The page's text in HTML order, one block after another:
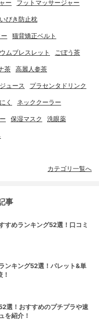
ー フットマッサージャー
いびき防止枕
猫背矯正ベルト
ムブレスレット ごぼう茶
茶 高麗人参茶
ュース プラセンタドリンク
く ネッククーラー
保湿マスク 洗眼薬
カテゴリ一覧へ
事
すめランキング52選！口コミ
ンキング52選！パレット&単
選！おすすめのプチプラや速
を紹介！